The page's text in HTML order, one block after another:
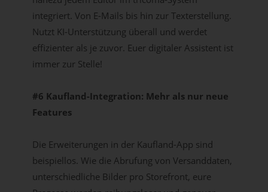
integriert. Von E-Mails bis hin zur Texterstellung.
Nutzt KI-Unterstützung überall und werdet
effizienter als je zuvor. Euer digitaler Assistent ist
immer zur Stelle!
#6 Kaufland-Integration: Mehr als nur neue
Features
Die Erweiterungen in der Kaufland-App sind
beispiellos. Wie die Abrufung von Versanddaten,
unterschiedliche Bilder pro Storefront, eure